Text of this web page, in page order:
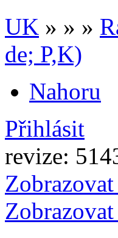
UK » » »
de; P,K)
Nahoru
Přihlásit
revize: